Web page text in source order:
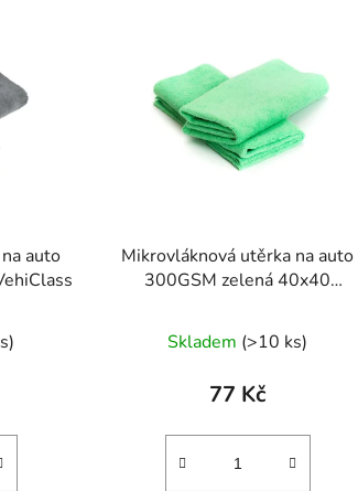
auto
Mikrovláknová utěrka na auto
300GSM zelená 40x40
Skladem (>10 ks)
77 Kč